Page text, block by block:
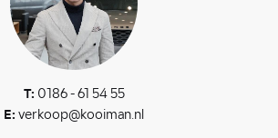
T: 0186 - 61 54 55
E: verkoop@kooiman.nl